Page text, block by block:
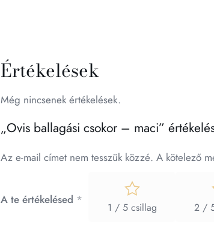
Értékelések
Még nincsenek értékelések.
„Ovis ballagási csokor – maci”
Az e-mail címet nem tesszük közzé. A kötelező
A te értékelésed *
1 / 5 csillag 2 /